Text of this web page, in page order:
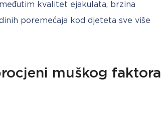
kvalitet ejakulata, brzina
poremećaja kod djeteta sve više
muškog faktora